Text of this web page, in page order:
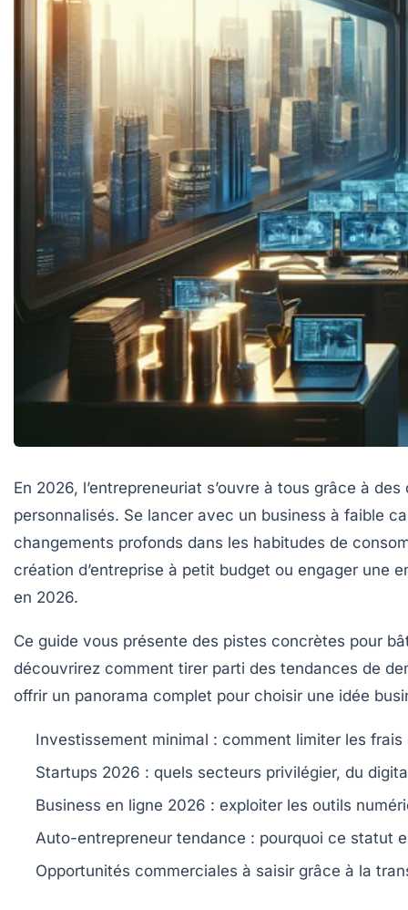
En 2026, l’entrepreneuriat s’ouvre à tous grâce à
personnalisés. Se lancer avec un business à faible
changements profonds dans les habitudes de
création d’entreprise à petit budget ou engager une
en 2026.
Ce guide vous présente des pistes concrètes pour
découvrirez comment tirer parti des tendances de
offrir un panorama complet pour choisir une idée
Investissement minimal : comment limiter les
Startups 2026 : quels secteurs privilégier, du
Business en ligne 2026 : exploiter les outils
Auto-entrepreneur tendance : pourquoi ce statut
Opportunités commerciales à saisir grâce à la